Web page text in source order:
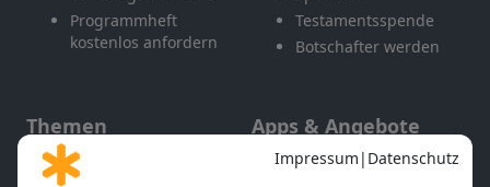
Programmheft
kostenlos anfordern
Testamentsspende
Botschafter werden
Themen
Gott und Bibel erklärt
Apps & Angebote